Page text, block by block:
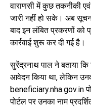
वाराणसी में कुछ तकनीकी
जारी नहीं हो सके। अब
बाद इन लंबित प्रकरणों को
कार्रवाई शुरू कर दी गई है।
सुरेंद्रनाथ पाल ने बताया कि
आवेदन किया था, लेकिन
beneficiary.nha.gov.in
पोर्टल पर उनका नाम